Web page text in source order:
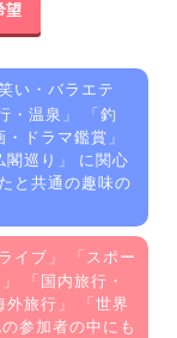
望
い・バラエテ
・温泉 」 「釣
・ドラマ鑑賞 」
閣巡り 」 に関心
と共通の趣味の
イブ 」 「 スポー
」 「国内旅行・
外旅行 」 「世界
参加者の中にも